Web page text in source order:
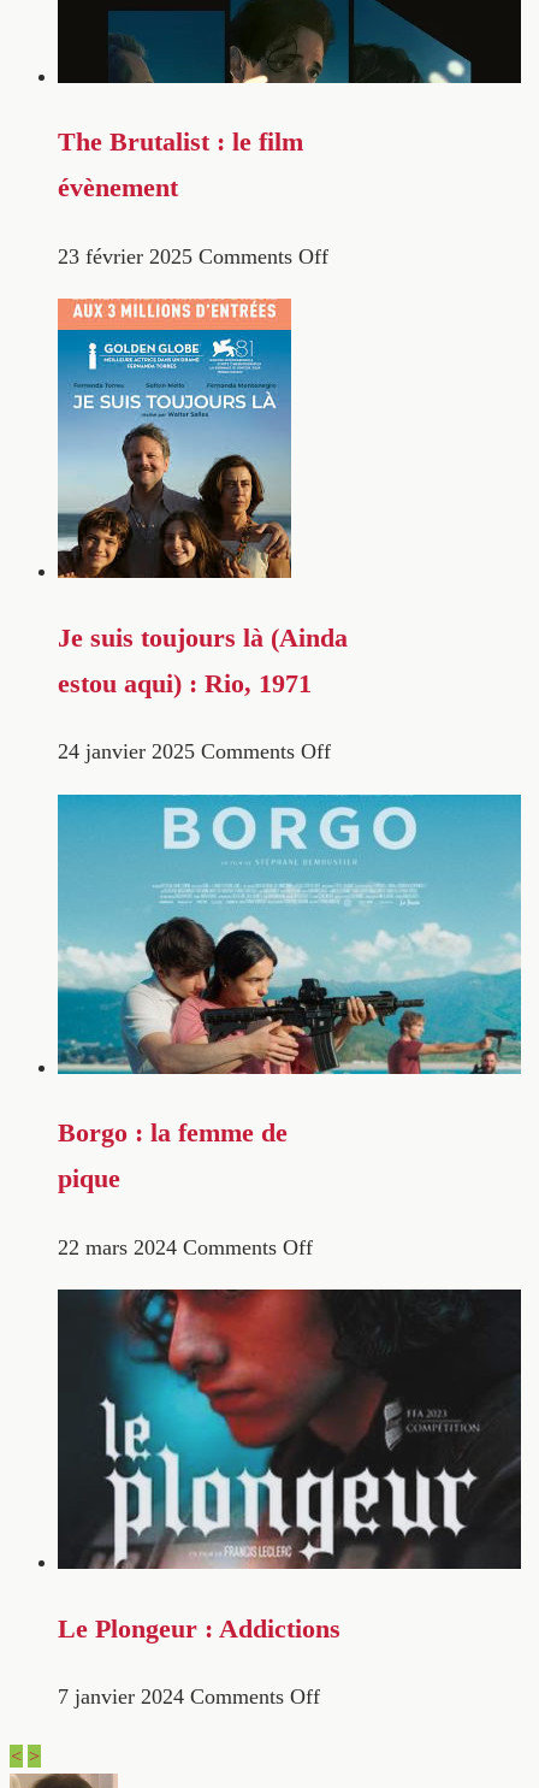
The Brutalist : le film
évènement
23 février 2025 Comments Off
Je suis toujours là (Ainda
estou aqui) : Rio, 1971
24 janvier 2025 Comments Off
Borgo : la femme de
pique
22 mars 2024 Comments Off
Le Plongeur : Addictions
7 janvier 2024 Comments Off
< >